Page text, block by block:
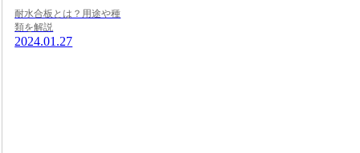
耐水合板とは？用途や種
類を解説
2024.01.27